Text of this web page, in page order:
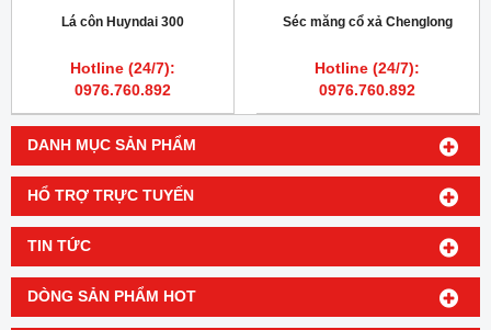
DANH MỤC SẢN PHẨM
HỔ TRỢ TRỰC TUYẾN
TIN TỨC
DÒNG SẢN PHẨM HOT
Lá côn Huyndai 300
Hotline (24/7):
0976.760.892
Séc măng cổ xả Chenglong
Hotline (24/7):
0976.760.892